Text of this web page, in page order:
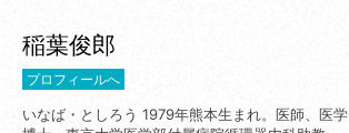
稲葉俊郎
いなば・としろう 1979年熊本生まれ。医師、医学
プロフィールへ